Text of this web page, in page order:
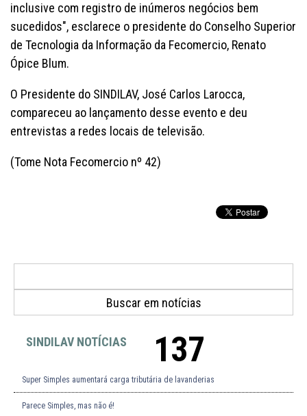
inclusive com registro de inúmeros negócios bem
sucedidos", esclarece o presidente do Conselho Superior
de Tecnologia da Informação da Fecomercio, Renato
Ópice Blum.
O Presidente do SINDILAV, José Carlos Larocca,
compareceu ao lançamento desse evento e deu
entrevistas a redes locais de televisão.
(Tome Nota Fecomercio nº 42)
SINDILAV NOTÍCIAS 137
Super Simples aumentará carga tributária de lavanderias
Parece Simples, mas não é!